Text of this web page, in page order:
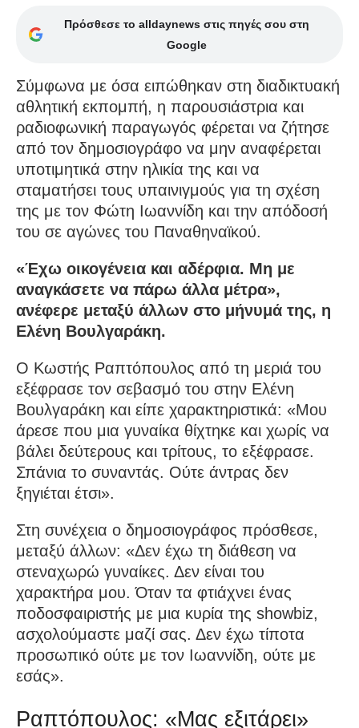
Πρόσθεσε το alldaynews στις πηγές σου στη
Google
Σύμφωνα με όσα ειπώθηκαν στη διαδικτυακή
αθλητική εκπομπή, η παρουσιάστρια και
ραδιοφωνική παραγωγός φέρεται να ζήτησε
από τον δημοσιογράφο να μην αναφέρεται
υποτιμητικά στην ηλικία της και να
σταματήσει τους υπαινιγμούς για τη σχέση
της με τον Φώτη Ιωαννίδη και την απόδοσή
του σε αγώνες του Παναθηναϊκού.
«Έχω οικογένεια και αδέρφια. Μη με
αναγκάσετε να πάρω άλλα μέτρα»,
ανέφερε μεταξύ άλλων στο μήνυμά της, η
Ελένη Βουλγαράκη.
Ο Κωστής Ραπτόπουλος από τη μεριά του
εξέφρασε τον σεβασμό του στην Ελένη
Βουλγαράκη και είπε χαρακτηριστικά: «Μου
άρεσε που μια γυναίκα θίχτηκε και χωρίς να
βάλει δεύτερους και τρίτους, το εξέφρασε.
Σπάνια το συναντάς. Ούτε άντρας δεν
ξηγιέται έτσι».
Στη συνέχεια ο δημοσιογράφος πρόσθεσε,
μεταξύ άλλων: «Δεν έχω τη διάθεση να
στεναχωρώ γυναίκες. Δεν είναι του
χαρακτήρα μου. Όταν τα φτιάχνει ένας
ποδοσφαιριστής με μια κυρία της showbiz,
ασχολούμαστε μαζί σας. Δεν έχω τίποτα
προσωπικό ούτε με τον Ιωαννίδη, ούτε με
εσάς».
Ραπτόπουλος: «Μας εξιτάρει»